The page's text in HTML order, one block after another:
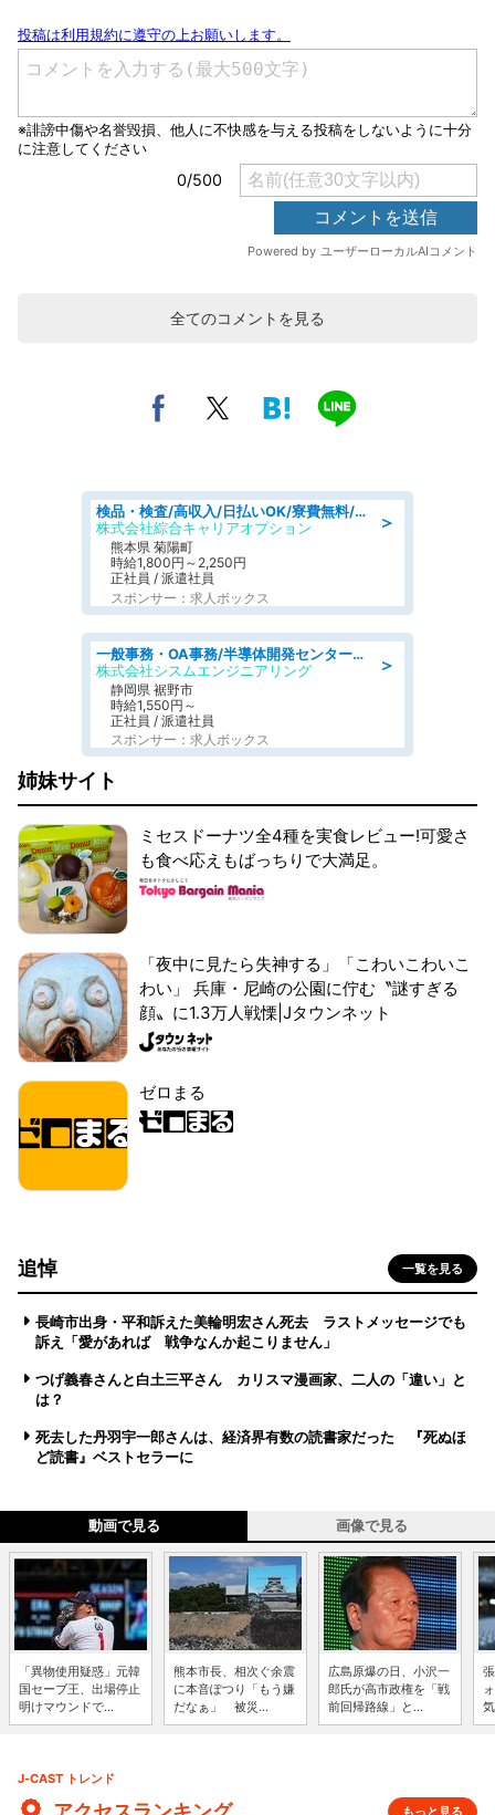
全てのコメントを見る
＞
検品・検査/高収入/日払いOK/寮費無料/日勤/20・30・40代活躍中
株式会社綜合キャリアオプション
熊本県 菊陽町
時給1,800円～2,250円
正社員 / 派遣社員
スポンサー：求人ボックス
＞
一般事務・OA事務/半導体開発センター内で事務&軽作業スタッフ、募集
株式会社シスムエンジニアリング
静岡県 裾野市
時給1,550円～
正社員 / 派遣社員
スポンサー：求人ボックス
姉妹サイト
ミセスドーナツ全4種を実食レビュー!可愛さ
も食べ応えもばっちりで大満足。
「夜中に見たら失神する」「こわいこわいこ
わい」 兵庫・尼崎の公園に佇む〝謎すぎる
顔〟に1.3万人戦慄|Jタウンネット
ゼロまる
追悼 一覧を見る
長崎市出身・平和訴えた美輪明宏さん死去 ラストメッセージでも
訴え「愛があれば 戦争なんか起こりません」
つげ義春さんと白土三平さん カリスマ漫画家、二人の「違い」と
は？
死去した丹羽宇一郎さんは、経済界有数の読書家だった 『死ぬほ
ど読書』ベストセラーに
動画で見る 画像で見る
「異物使用疑惑」元韓
国セーブ王、出場停止
明けマウンドで...
熊本市長、相次ぐ余震
に本音ぽつり「もう嫌
だなぁ」 被災...
広島原爆の日、小沢一
郎氏が高市政権を「戦
前回帰路線」と...
J-CAST トレンド
もっと見る